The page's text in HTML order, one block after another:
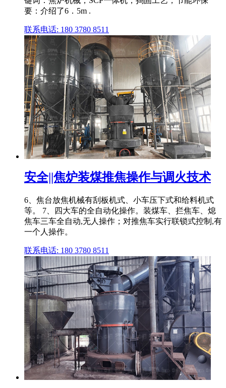
要：介绍了6．5m .
联系电话: 180 3780 8511
安全||焦炉装煤推焦操作与调火技术
6、焦台放焦机械有刮板机式、小车压下式和给料机式
等。 7、四大车的全自动化操作。装煤车、拦焦车、熄
焦车三车全自动,无人操作；对推焦车实行联锁式控制,有
一个人操作。
联系电话: 180 3780 8511